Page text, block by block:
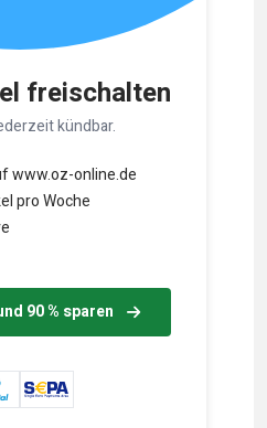
freischalten
kündbar.
www.oz-online.de
pro Woche
90 % sparen